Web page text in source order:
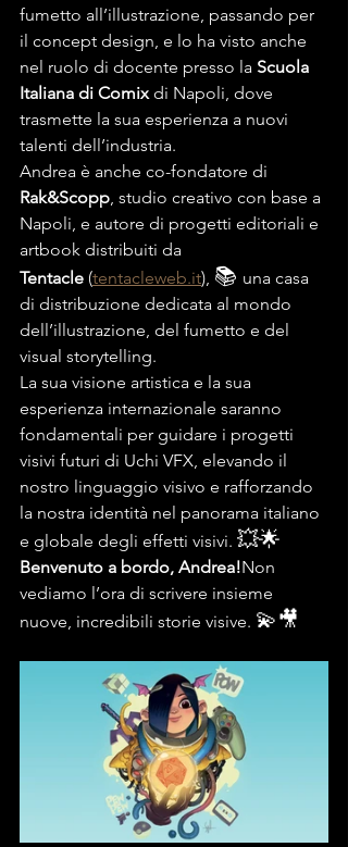
fumetto all’illustrazione, passando per
il concept design, e lo ha visto anche
nel ruolo di docente presso la Scuola
Italiana di Comix di Napoli, dove
trasmette la sua esperienza a nuovi
talenti dell’industria.
Andrea è anche co-fondatore di
Rak&Scopp, studio creativo con base a
Napoli, e autore di progetti editoriali e
artbook distribuiti da
Tentacle (tentacleweb.it), 📚 una casa
di distribuzione dedicata al mondo
dell’illustrazione, del fumetto e del
visual storytelling.
La sua visione artistica e la sua
esperienza internazionale saranno
fondamentali per guidare i progetti
visivi futuri di Uchi VFX, elevando il
nostro linguaggio visivo e rafforzando
la nostra identità nel panorama italiano
e globale degli effetti visivi. 💥🌟
Benvenuto a bordo, Andrea!Non
vediamo l’ora di scrivere insieme
nuove, incredibili storie visive. 💫🎥